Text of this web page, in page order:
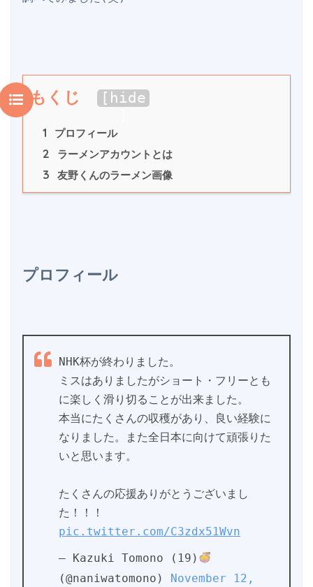
もくじ [ hide
1 プロフィール
2 ラーメンアカウントとは
3 友野くんのラーメン画像
プロフィール
NHK杯が終わりました。
ミスはありましたがショート・フリーとも
に楽しく滑り切ることが出来ました。
本当にたくさんの収穫があり、良い経験に
なりました。また全日本に向けて頑張りた
いと思います。
たくさんの応援ありがとうございまし
pic.twitter.com/C3zdx51Wvn
— Kazuki Tomono (19)
(@naniwatomono)
November 12,